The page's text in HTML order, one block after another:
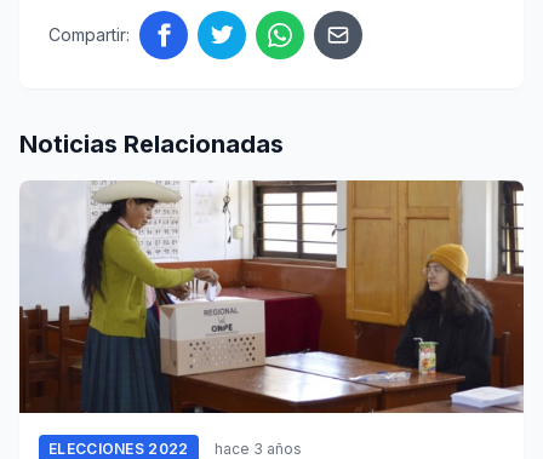
Compartir:
Noticias Relacionadas
ELECCIONES 2022 hace 3 años